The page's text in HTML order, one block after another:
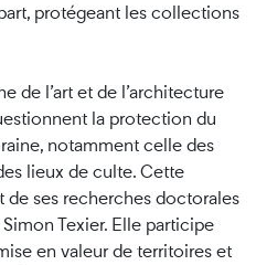
protégeant les collections
de l’art et de l’architecture
la protection du
notamment celle des
lieux de culte. Cette
ses recherches doctorales
Texier. Elle participe
en valeur de territoires et